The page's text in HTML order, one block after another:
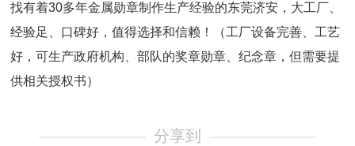
找有着30多年金属勋章制作生产经验的东莞济安，大工厂、
经验足
、口碑好，值得选择和信赖！（工厂设备完善、工艺
好，可生产政府机构、部队的奖章勋章、纪念章，但需要提
供相关授权书）
分享到